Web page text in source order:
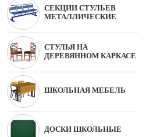
СЕКЦИИ СТУЛЬЕВ
МЕТАЛЛИЧЕСКИЕ
СТУЛЬЯ НА
ДЕРЕВЯННОМ КАРКАСЕ
ШКОЛЬНАЯ МЕБЕЛЬ
ДОСКИ ШКОЛЬНЫЕ